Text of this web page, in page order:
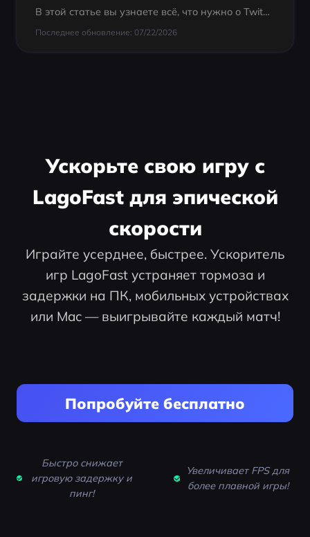
В этой статье вы узнаете всё, что нужно о Twitch Drops в Battlefield 6 — как быстро получить награды, как привязать аккаунт и активировать код, а также как обеспечить себе лучший игровой опыт!
Последнее обновление: 07/22/2026
Ускорьте свою игру с
LagoFast для эпической
скорости
Играйте усерднее, быстрее. Ускоритель
игр LagoFast устраняет тормоза и
задержки на ПК, мобильных устройствах
или Mac — выигрывайте каждый матч!
Попробуйте бесплатно
Быстро снижает
игровую задержку и
пинг!
Увеличивает FPS для
более плавной игры!